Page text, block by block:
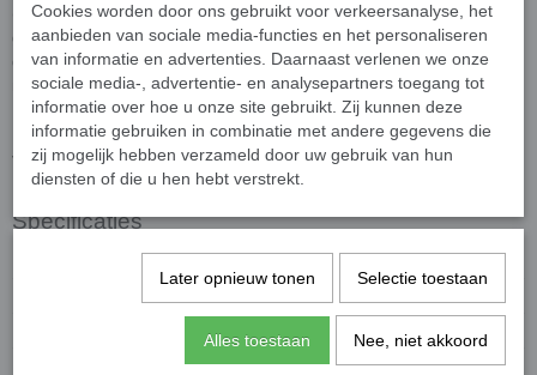
(geoxideerd ijzer) en patina (geoxideerd koper). Het oppervlak is
glad en egaal en reflecteert het licht voor een levendige kleur. Door
de brede selectie aan kleuren maakt dit een perfecte keuze voor
mozaïek.
Een penny heeft een diameter van 18 mm en een dikte van 4 mm.
Voor het knippen van de steentjes raden wij dewieltjestang
Specificaties
100 gram
Rond 18 mm
Cookies worden door ons gebruikt voor verkeersanalyse, het
aanbieden van sociale media-functies en het personaliseren
van informatie en advertenties. Daarnaast verlenen we onze
sociale media-, advertentie- en analysepartners toegang tot
informatie over hoe u onze site gebruikt. Zij kunnen deze
informatie gebruiken in combinatie met andere gegevens die
zij mogelijk hebben verzameld door uw gebruik van hun
diensten of die u hen hebt verstrekt.
Later opnieuw tonen Selectie toestaan
Alles toestaan Nee, niet akkoord